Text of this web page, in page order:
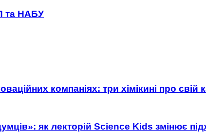
та НАБУ
компаніях: три хімікині про
як лекторій Science Kids змінює